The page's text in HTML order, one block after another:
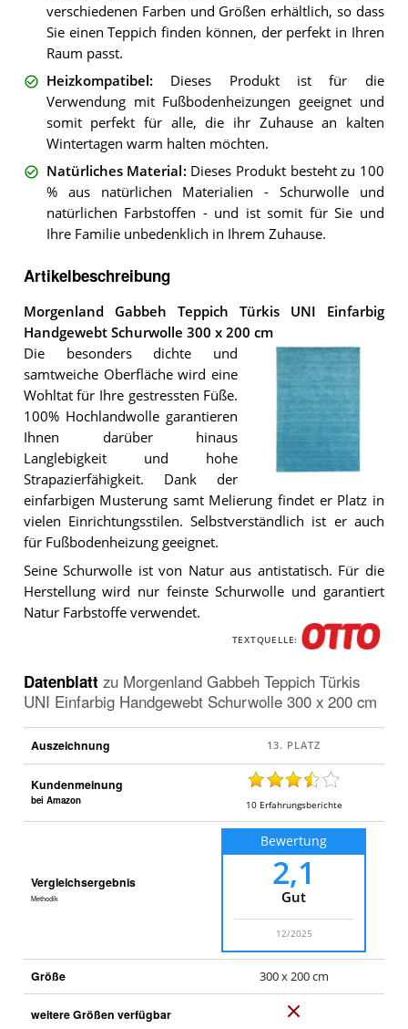
verschiedenen Farben und Größen erhältlich, so dass
Sie einen Teppich finden können, der perfekt in Ihren
Raum passt.
Heizkompatibel: Dieses Produkt ist für die
Verwendung mit Fußbodenheizungen geeignet und
somit perfekt für alle, die ihr Zuhause an kalten
Wintertagen warm halten möchten.
Natürliches Material : Dieses Produkt besteht zu 100
% aus natürlichen Materialien - Schurwolle und
natürlichen Farbstoffen - und ist somit für Sie und
Ihre Familie unbedenklich in Ihrem Zuhause.
Artikelbeschreibung
Morgenland Gabbeh Teppich Türkis UNI Einfarbig
Handgewebt Schurwolle 300 x 200 cm
Morgenland
Gabbeh
Einfarbig
Handgewebt
x
200
Die besonders dichte und
samtweiche Oberfläche wird eine
Wohltat für Ihre gestressten Füße.
100% Hochlandwolle garantieren
Ihnen darüber hinaus
Langlebigkeit und hohe
Strapazierfähigkeit. Dank der
einfarbigen Musterung samt Melierung findet er Platz in
vielen Einrichtungsstilen. Selbstverständlich ist er auch
für Fußbodenheizung geeignet.
Seine Schurwolle ist von Natur aus antistatisch. Für die
Herstellung wird nur feinste Schurwolle und garantiert
Natur Farbstoffe verwendet.
TEXTQUELLE:
Datenblatt zu Morgenland Gabbeh Teppich Türkis
UNI Einfarbig Handgewebt Schurwolle 300 x 200 cm
Auszeichnung
Kundenmeinung
bei Amazon 10 Erfahrungsberichte
Vergleichsergebnis
Methodik
Bewertung
2,1
Gut
12/2025
Größe 300 x 200 cm
weitere Größen verfügbar